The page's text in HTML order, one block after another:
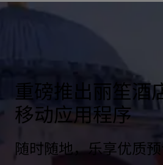
重磅推出丽笙酒
移动应用程序
随时随地，乐享优质预